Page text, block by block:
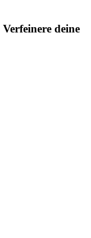
Verfeinere deine